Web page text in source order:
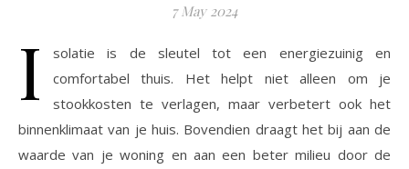
7 May 2024
I
solatie is de sleutel tot een energiezuinig en
comfortabel thuis. Het helpt niet alleen om je
stookkosten te verlagen, maar verbetert ook het
binnenklimaat van je huis. Bovendien draagt het bij aan de
waarde van je woning en aan een beter milieu door de